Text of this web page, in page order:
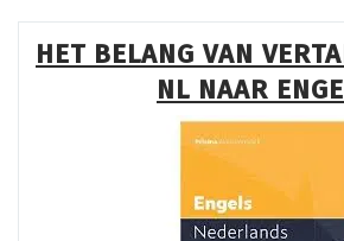
naar
HET BELANG VAN
NL NAAR